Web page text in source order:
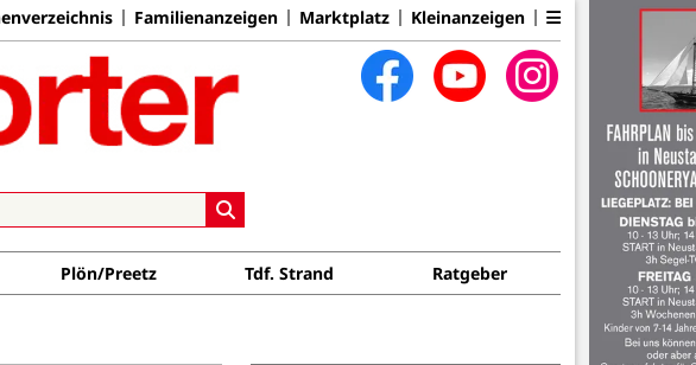
Familienanzeigen Marktplatz Kleinanzeigen
Plön/Preetz Tdf. Strand Ratgeber